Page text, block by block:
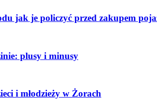
jak je policzyć przed zakupem
plusy i minusy
i młodzieży w Żorach